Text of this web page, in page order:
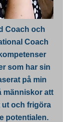
Coach och
Coach
som har sin
på min
människor att
ut och frigöra
potentialen.